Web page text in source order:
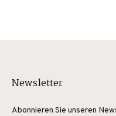
Newsletter
Abonnieren Sie unseren